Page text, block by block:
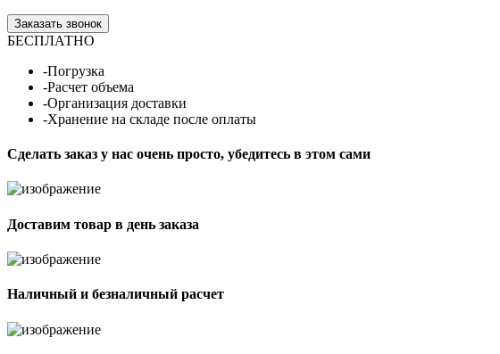
Заказать звонок
БЕСПЛАТНО
-Погрузка
-Расчет объема
-Организация доставки
-Хранение на складе после оплаты
Сделать заказ у нас очень просто, убедитесь в этом сами
Доставим товар в день заказа
Наличный и безналичный расчет